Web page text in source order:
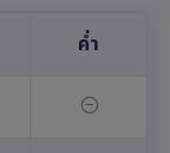
ค่ำ